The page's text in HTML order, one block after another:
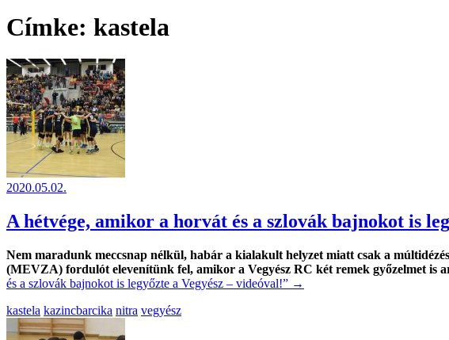
Címke: kastela
2020.05.02.
A hétvége, amikor a horvát és a szlovák bajnokot is
Nem maradunk meccsnap nélkül, habár a kialakult helyzet miatt csak a
(MEVZA) fordulót elevenítünk fel, amikor a Vegyész RC két remek győzelmet is
és a szlovák bajnokot is legyőzte a Vegyész – videóval!” →
kastela kazincbarcika nitra vegyész